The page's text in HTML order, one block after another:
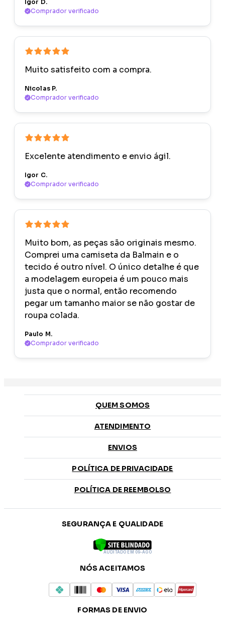
Igor D.
Comprador verificado
Muito satisfeito com a compra.
Nicolas P.
Comprador verificado
Excelente atendimento e envio ágil.
Igor C.
Comprador verificado
Muito bom, as peças são originais mesmo.
Comprei uma camiseta da Balmain e o
tecido é outro nível. O único detalhe é que
a modelagem europeia é um pouco mais
justa que o normal, então recomendo
pegar um tamanho maior se não gostar de
roupa colada.
Paulo M.
Comprador verificado
QUEM SOMOS
ATENDIMENTO
ENVIOS
POLÍTICA DE PRIVACIDADE
POLÍTICA DE REEMBOLSO
SEGURANÇA E QUALIDADE
AUDITADO EM 09-AGO
NÓS ACEITAMOS
FORMAS DE ENVIO